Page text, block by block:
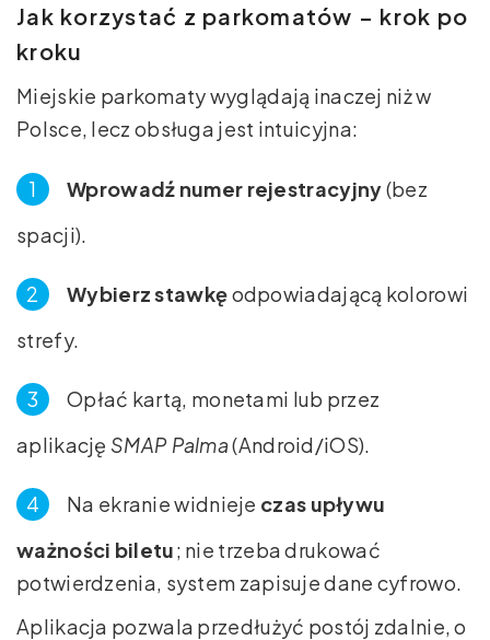
Jak korzystać z parkomatów – krok po
kroku
Miejskie parkomaty wyglądają inaczej niż w
Polsce, lecz obsługa jest intuicyjna:
Wprowadź numer rejestracyjny(bez
spacji).
Wybierz stawkęodpowiadającą kolorowi
strefy.
Opłać kartą, monetami lub przez
aplikację SMAP Palma(Android/iOS).
Na ekranie widnieje czas upływu
ważności biletu; nie trzeba drukować
potwierdzenia, system zapisuje dane cyfrowo.
Aplikacja pozwala przedłużyć postój zdalnie, o